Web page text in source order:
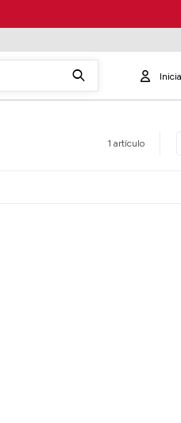
1 artículo